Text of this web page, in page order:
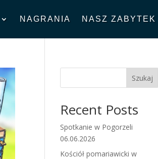
NAGRANIA NASZ ZABYTEK
Szukaj
Recent Posts
Spotkanie w Pogorzeli
06.06.2026
Kościół pomariawicki w